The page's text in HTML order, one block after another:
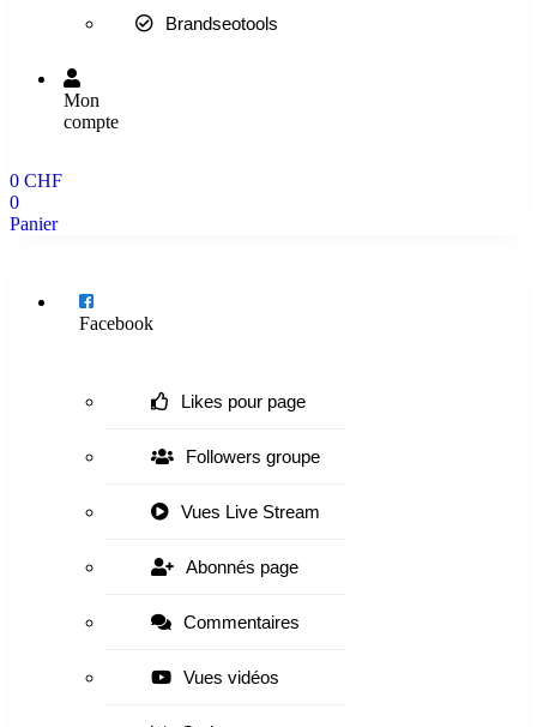
Brandseotools
Mon
compte
0 CHF
0
Panier
Facebook
Likes pour page
Followers groupe
Vues Live Stream
Abonnés page
Commentaires
Vues vidéos